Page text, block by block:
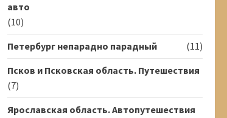
авто
(10)
Петербург непарадно парадный
(11)
Псков и Псковская область. Путешествия
(7)
Ярославская область. Автопутешествия